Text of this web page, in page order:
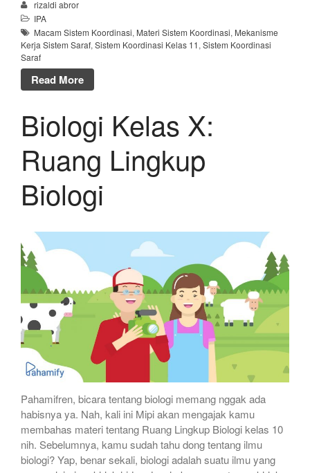
rizaldi abror
IPA
Macam Sistem Koordinasi, Materi Sistem Koordinasi, Mekanisme
Kerja Sistem Saraf, Sistem Koordinasi Kelas 11, Sistem Koordinasi
Saraf
Read More
Biologi Kelas X:
Ruang Lingkup
Biologi
Pahamifren, bicara tentang biologi memang nggak ada
habisnya ya. Nah, kali ini Mipi akan mengajak kamu
membahas materi tentang Ruang Lingkup Biologi kelas 10
nih. Sebelumnya, kamu sudah tahu dong tentang ilmu
biologi? Yap, benar sekali, biologi adalah suatu ilmu yang